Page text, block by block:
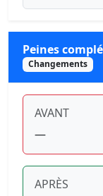
Peines
Changements
AVANT
—
APRÈS